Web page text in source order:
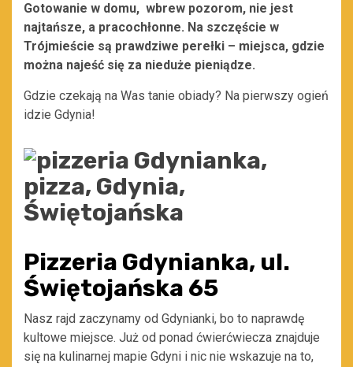
Gotowanie w domu, wbrew pozorom, nie jest
najtańsze, a pracochłonne. Na szczęście w
Trójmieście są prawdziwe perełki – miejsca, gdzie
można najeść się za nieduże pieniądze.
Gdzie czekają na Was tanie obiady? Na pierwszy ogień
idzie Gdynia!
Pizzeria Gdynianka, ul.
Świętojańska 65
Nasz rajd zaczynamy od Gdynianki, bo to naprawdę
kultowe miejsce. Już od ponad ćwierćwiecza znajduje
się na kulinarnej mapie Gdyni i nic nie wskazuje na to,